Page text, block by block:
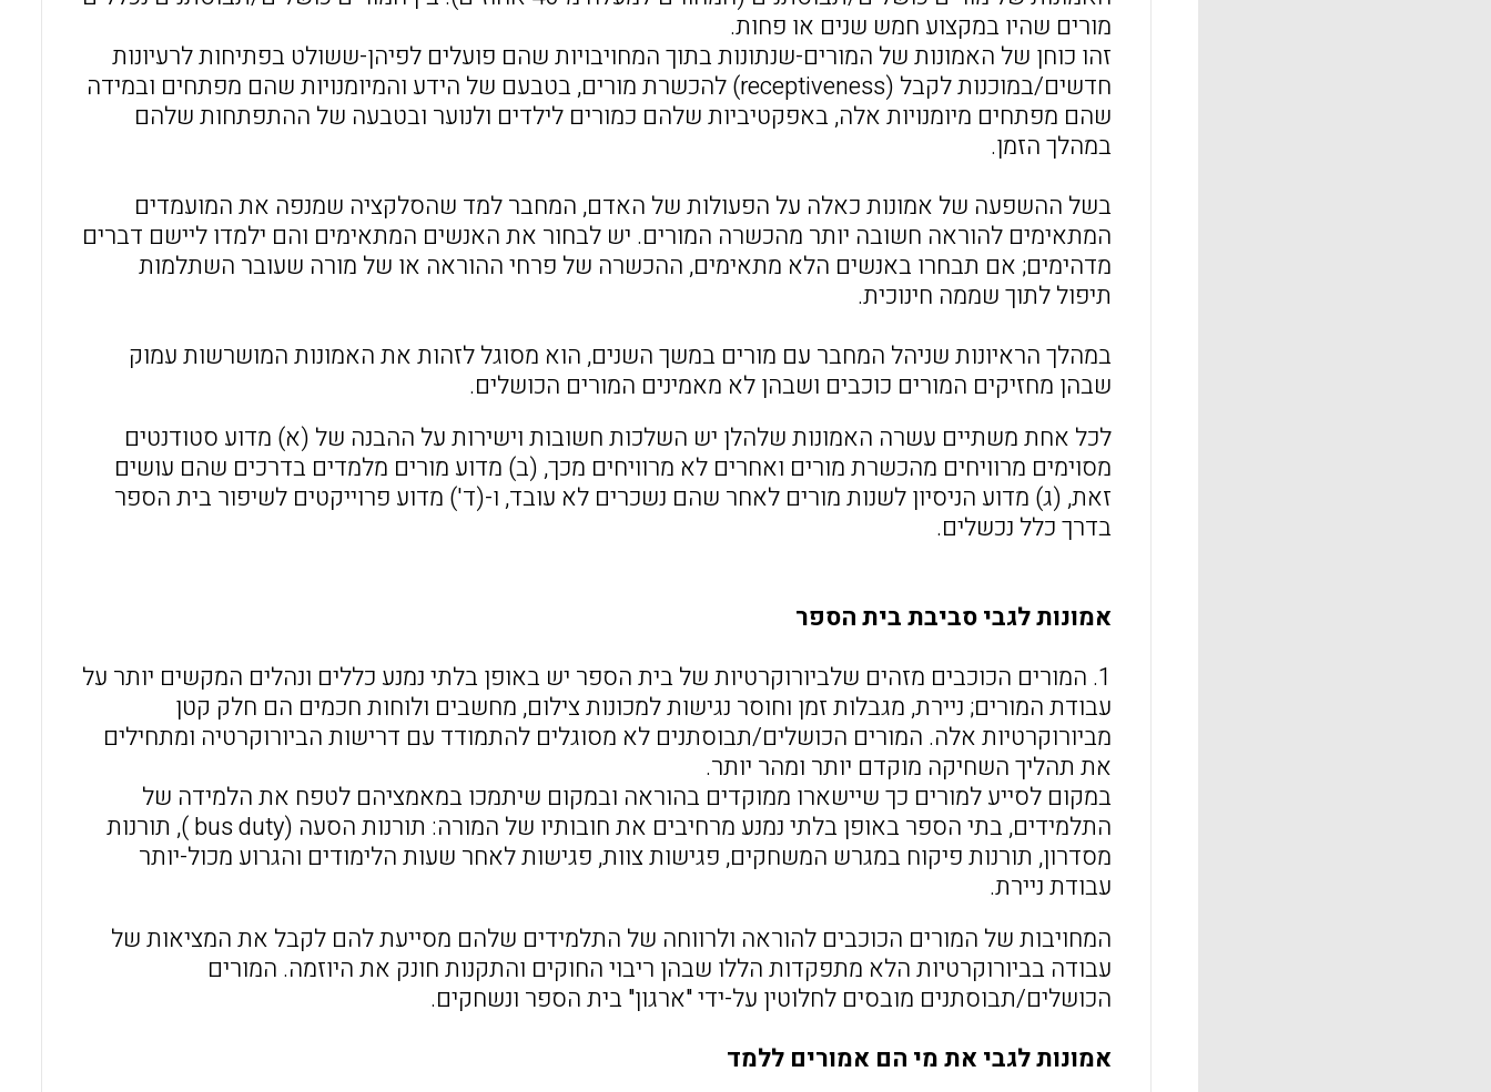
מורים שהיו במקצוע חמש שנים או פחות.
זהו כוחן של האמונות של המורים-שנתונות בתוך המחויבויות שהם פועלים לפיהן-ששולט בפתיחות לרעיונות
חדשים/במוכנות לקבל (receptiveness) להכשרת מורים, בטבעם של הידע והמיומנויות שהם מפתחים ובמידה
שהם מפתחים מיומנויות אלה, באפקטיביות שלהם כמורים לילדים ולנוער ובטבעה של ההתפתחות שלהם
במהלך הזמן.
בשל ההשפעה של אמונות כאלה על הפעולות של האדם, המחבר למד שהסלקציה שמנפה את המועמדים
המתאימים להוראה חשובה יותר מהכשרה המורים. יש לבחור את האנשים המתאימים והם ילמדו ליישם דברים
מדהימים; אם תבחרו באנשים הלא מתאימים, ההכשרה של פרחי ההוראה או של מורה שעובר השתלמות
תיפול לתוך שממה חינוכית.
במהלך הראיונות שניהל המחבר עם מורים במשך השנים, הוא מסוגל לזהות את האמונות המושרשות עמוק
שבהן מחזיקים המורים כוכבים ושבהן לא מאמינים המורים הכושלים.
לכל אחת משתיים עשרה האמונות שלהלן יש השלכות חשובות וישירות על ההבנה של (א) מדוע סטודנטים
מסוימים מרוויחים מהכשרת מורים ואחרים לא מרוויחים מכך, (ב) מדוע מורים מלמדים בדרכים שהם עושים
זאת, (ג) מדוע הניסיון לשנות מורים לאחר שהם נשכרים לא עובד, ו-(ד') מדוע פרוייקטים לשיפור בית הספר
בדרך כלל נכשלים.
אמונות לגבי סביבת בית הספר
1. המורים הכוכבים מזהים שלביורוקרטיות של בית הספר יש באופן בלתי נמנע כללים ונהלים המקשים יותר על
עבודת המורים; ניירת, מגבלות זמן וחוסר נגישות למכונות צילום, מחשבים ולוחות חכמים הם חלק קטן
מביורוקרטיות אלה. המורים הכושלים/תבוסתנים לא מסוגלים להתמודד עם דרישות הביורוקרטיה ומתחילים
את תהליך השחיקה מוקדם יותר ומהר יותר.
במקום לסייע למורים כך שיישארו ממוקדים בהוראה ובמקום שיתמכו במאמציהם לטפח את הלמידה של
התלמידים, בתי הספר באופן בלתי נמנע מרחיבים את חובותיו של המורה: תורנות הסעה (bus duty ), תורנות
מסדרון, תורנות פיקוח במגרש המשחקים, פגישות צוות, פגישות לאחר שעות הלימודים והגרוע מכול-יותר
עבודת ניירת.
המחויבות של המורים הכוכבים להוראה ולרווחה של התלמידים שלהם מסייעת להם לקבל את המציאות של
עבודה בביורוקרטיות הלא מתפקדות הללו שבהן ריבוי החוקים והתקנות חונק את היוזמה. המורים
הכושלים/תבוסתנים מובסים לחלוטין על-ידי "ארגון" בית הספר ונשחקים.
אמונות לגבי את מי הם אמורים ללמד